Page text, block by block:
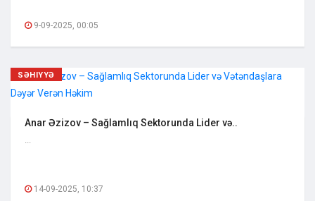
9-09-2025, 00:05
SƏHIYYƏ
Anar Əzizov – Sağlamlıq Sektorunda Lider və..
...
14-09-2025, 10:37